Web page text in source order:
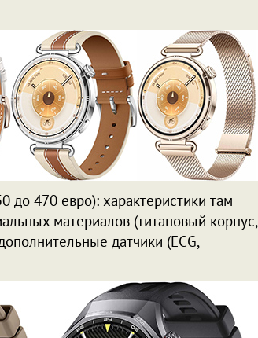
до 470 евро): характеристики там
материалов (титановый корпус,
датчики (ECG,